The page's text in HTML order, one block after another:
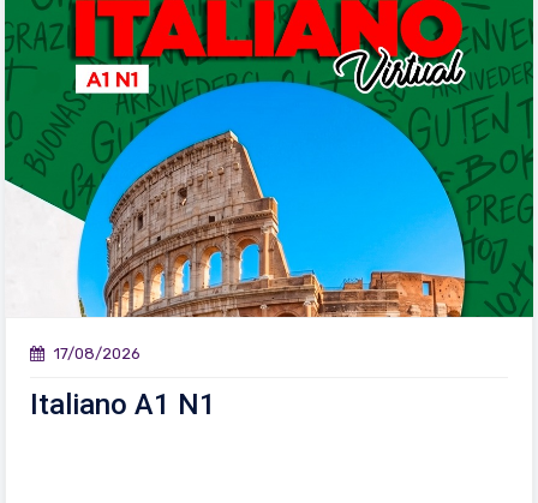
17/08/2026
Italiano A1 N1